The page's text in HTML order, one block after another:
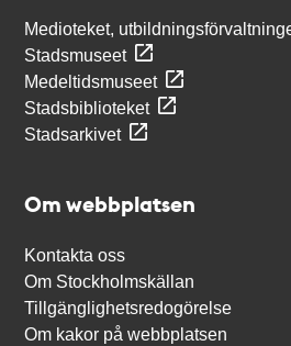
Medioteket,
Stadsmuseet
Medeltidsmuseet
Stadsbiblioteket
Stadsarkivet
Om webbplatsen
Kontakta oss
Om Stockholmskällan
Tillgänglighetsredogörelse
Om kakor på webbplatsen